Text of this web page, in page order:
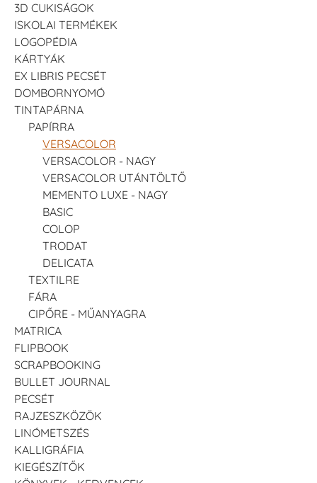
3D CUKISÁGOK
ISKOLAI TERMÉKEK
LOGOPÉDIA
KÁRTYÁK
EX LIBRIS PECSÉT
DOMBORNYOMÓ
TINTAPÁRNA
PAPÍRRA
VERSACOLOR
VERSACOLOR - NAGY
VERSACOLOR UTÁNTÖLTŐ
MEMENTO LUXE - NAGY
BASIC
COLOP
TRODAT
DELICATA
TEXTILRE
FÁRA
CIPŐRE - MŰANYAGRA
MATRICA
FLIPBOOK
SCRAPBOOKING
BULLET JOURNAL
PECSÉT
RAJZESZKÖZÖK
LINÓMETSZÉS
KALLIGRÁFIA
KIEGÉSZÍTŐK